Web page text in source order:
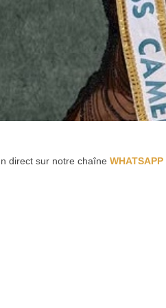
direct sur notre chaîne WHATSAPP